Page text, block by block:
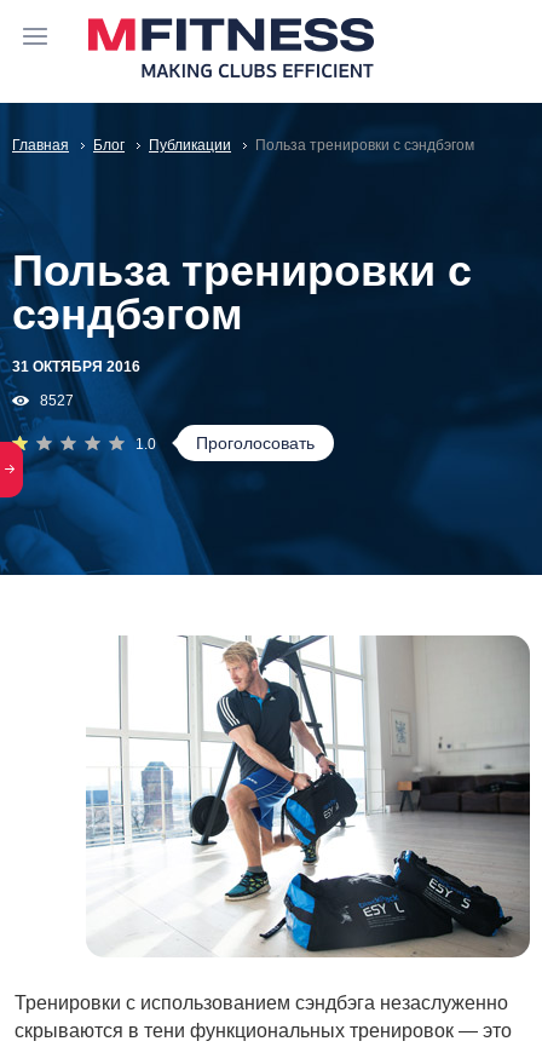
Главная Блог Публикации Польза тренировки с сэндбэгом
Польза тренировки с
сэндбэгом
31 ОКТЯБРЯ 2016
8527
1.0 Проголосовать
Тренировки с использованием сэндбэга незаслуженно
скрываются в тени функциональных тренировок — это